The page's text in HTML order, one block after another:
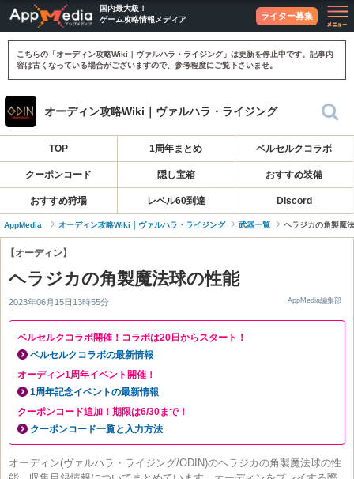
国内最大級！
ゲーム攻略情報メディア
ライター募集
こちらの「オーディン攻略Wiki｜ヴァルハラ・ライジング」は更新を停止中です。記事内
容は古くなっている場合がございますので、参考程度にご覧下さいませ。
オーディン攻略Wiki｜ヴァルハラ・ライジング
TOP 1周年まとめ ベルセルクコラボ
クーポンコード 隠し宝箱 おすすめ装備
おすすめ狩場 レベル60到達 Discord
AppMedia オーディン攻略Wiki｜ヴァルハラ・ライジング 武器一覧 ヘラジカの角製魔
【オーディン】
ヘラジカの角製魔法球の性能
2023年06月15日13時55分 AppMedia編集部
ベルセルクコラボ開催！コラボは20日からスタート！
ベルセルクコラボの最新情報
オーディン1周年イベント開催！
1周年記念イベントの最新情報
クーポンコード追加！期限は6/30まで！
クーポンコード一覧と入力方法
オーディン(ヴァルハラ・ライジング/ODIN)のヘラジカの角製魔法球の性